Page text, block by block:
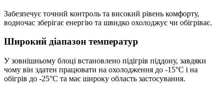
Забезпечує точний контроль та високий рівень комфорту,
водночас зберігає енергію та швидко охолоджує чи обігріває.
Широкий діапазон температур
У зовнішньому блоці встановлено підігрів піддону, завдяки
чому він здатен працювати на охолодження до -15°С і на
обігрів до -25°С та має широку область застосування.